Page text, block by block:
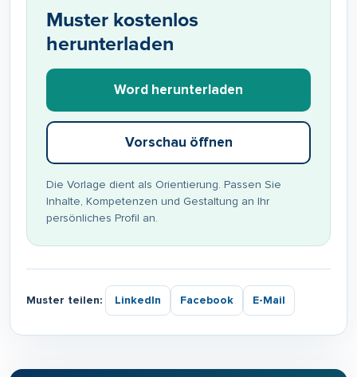
Muster kostenlos
herunterladen
Word herunterladen
Vorschau öffnen
Die Vorlage dient als Orientierung. Passen Sie
Inhalte, Kompetenzen und Gestaltung an Ihr
persönliches Profil an.
Muster teilen: LinkedIn Facebook E-Mail